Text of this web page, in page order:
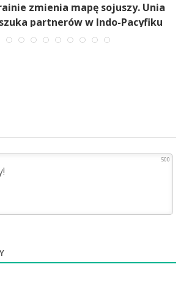
zmienia mapę sojuszy. Unia
partnerów w Indo-Pacyfiku
500